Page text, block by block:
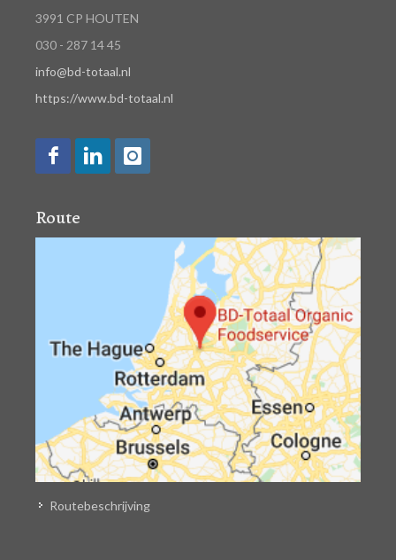
3991 CP HOUTEN
030 - 287 14 45
info@bd-totaal.nl
https://www.bd-totaal.nl
Route
Routebeschrijving